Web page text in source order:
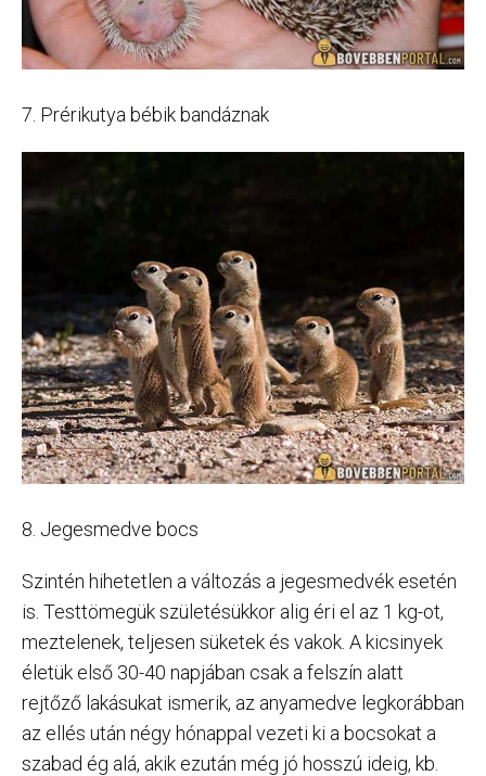
7. Prérikutya bébik bandáznak
8. Jegesmedve bocs
Szintén hihetetlen a változás a jegesmedvék esetén
is. Testtömegük születésükkor alig éri el az 1 kg-ot,
meztelenek, teljesen süketek és vakok. A kicsinyek
életük első 30-40 napjában csak a felszín alatt
rejtőző lakásukat ismerik, az anyamedve legkorábban
az ellés után négy hónappal vezeti ki a bocsokat a
szabad ég alá, akik ezután még jó hosszú ideig, kb.